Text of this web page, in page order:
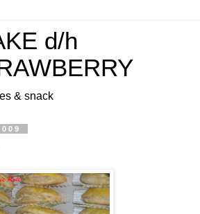
d/h
& snack